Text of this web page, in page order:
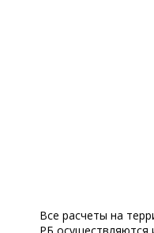
Все расчеты на
РБ осуществляются